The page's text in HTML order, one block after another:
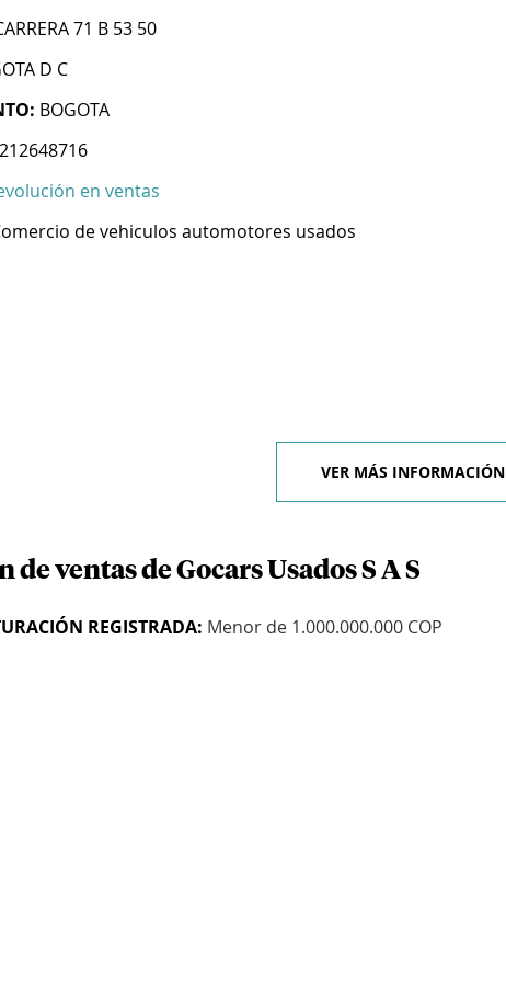
71 B 53 50
D C
BOGOTA
en ventas
de vehiculos automotores usados
VER MÁS INFORMACIÓN
de ventas de Gocars Usados S A S
REGISTRADA: Menor de 1.000.000.000 COP